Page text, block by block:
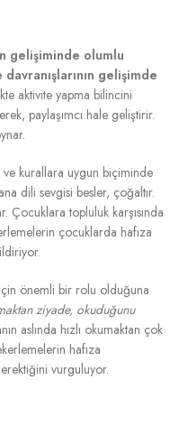
gelişiminde olumlu
gelişimde
aktivite yapma bilincini
paylaşımcı hale geliştirir.
kurallara uygun biçiminde
dili sevgisi besler, çoğaltır.
Çocuklara topluluk karşısında
çocuklarda hafıza
önemli bir rolu olduğuna
ziyade, okuduğunu
aslında hızlı okumaktan çok
hafıza
vurguluyor.